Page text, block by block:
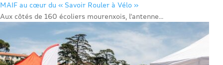
MAIF au cœur du « Savoir Rouler à Vélo »
Aux côtés de 160 écoliers mourenxois, l’antenne...